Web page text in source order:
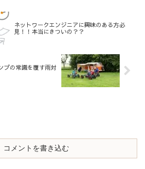
ネットワークエンジニアに興味のある方必
見！！本当にきついの？？
プの常識を覆す雨対
コメントを書き込む